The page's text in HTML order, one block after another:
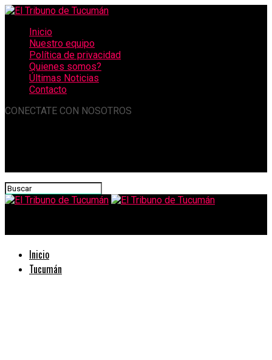
Inicio
Nuestro equipo
Política de privacidad
Quienes somos?
Últimas Noticias
Contacto
CONECTATE CON NOSOTROS
Inicio
Tucumán